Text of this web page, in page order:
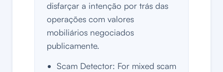
disfarçar a intenção por trás das
operações com valores
mobiliários negociados
publicamente.
Scam Detector: For mixed scam